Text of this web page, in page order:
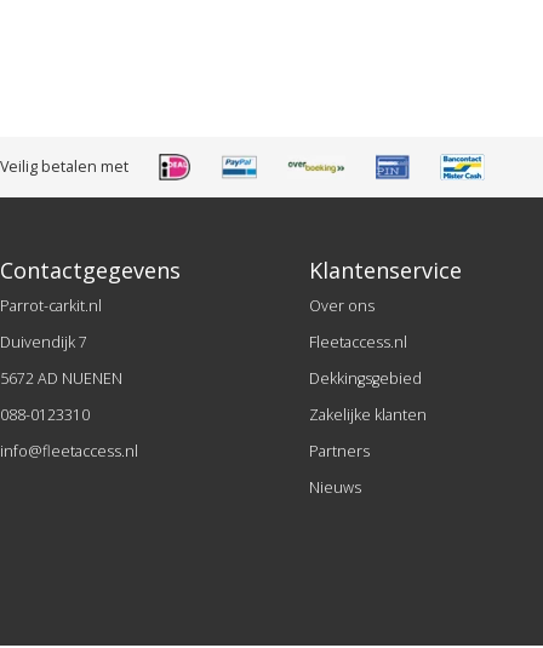
Veilig betalen met
Contactgegevens
Parrot-carkit.nl
Duivendijk 7
5672 AD NUENEN
088-0123310
info@fleetaccess.nl
Klantenservice
Over ons
Fleetaccess.nl
Dekkingsgebied
Zakelijke klanten
Partners
Nieuws